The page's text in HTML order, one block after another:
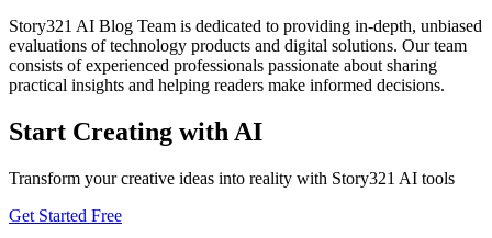
Story321 AI Blog Team is dedicated to providing in-depth, unbiased
evaluations of technology products and digital solutions. Our team
consists of experienced professionals passionate about sharing
practical insights and helping readers make informed decisions.
Start Creating with AI
Transform your creative ideas into reality with Story321 AI tools
Get Started Free